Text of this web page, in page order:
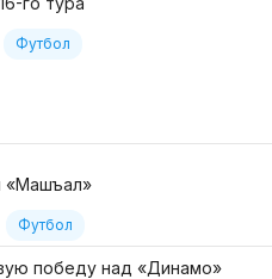
Футбол
«Машъал»
Футбол
победу над «Динамо»